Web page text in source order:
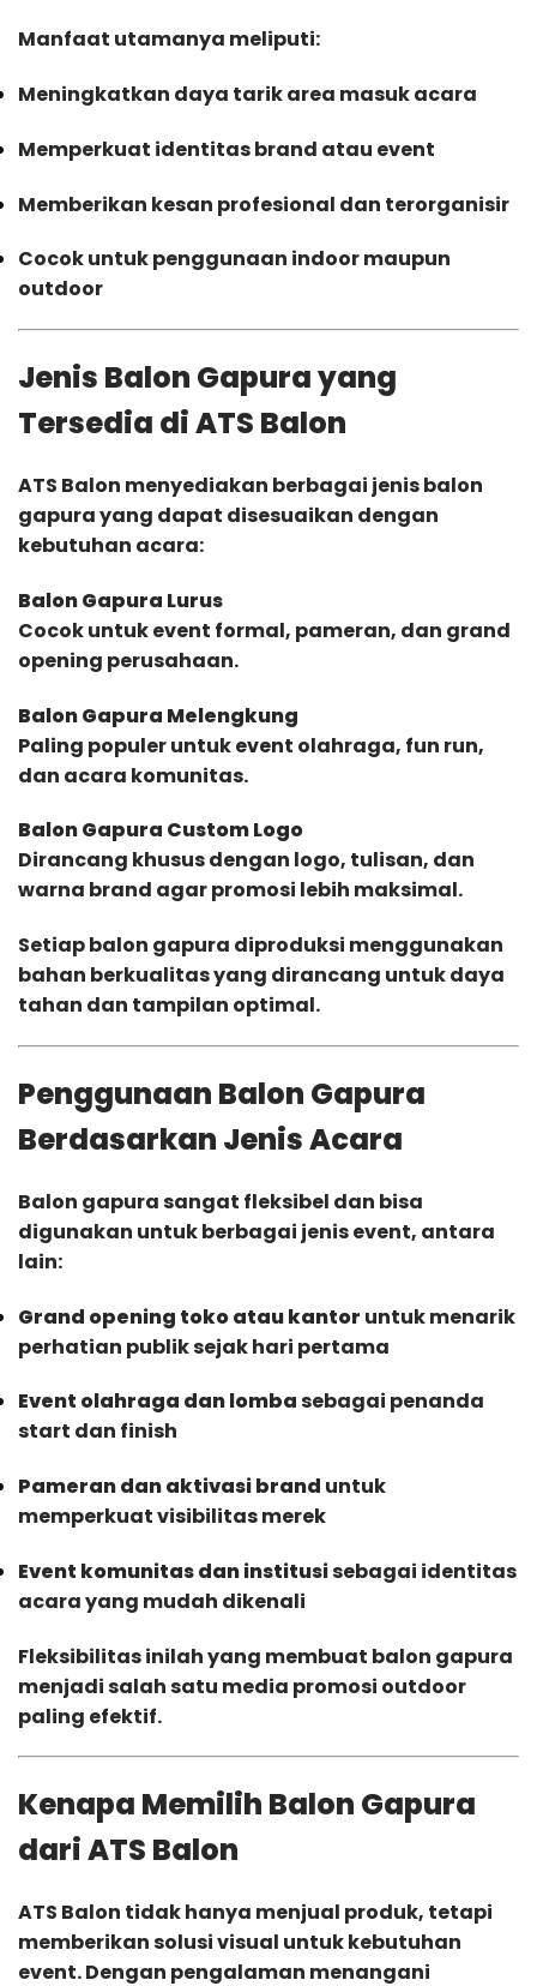
Manfaat utamanya meliputi:
Meningkatkan daya tarik area masuk acara
Memperkuat identitas brand atau event
Memberikan kesan profesional dan terorganisir
Cocok untuk penggunaan indoor maupun
outdoor
Jenis Balon Gapura yang
Tersedia di ATS Balon
ATS Balon menyediakan berbagai jenis balon
gapura yang dapat disesuaikan dengan
kebutuhan acara:
Balon Gapura Lurus
Cocok untuk event formal, pameran, dan grand
opening perusahaan.
Balon Gapura Melengkung
Paling populer untuk event olahraga, fun run,
dan acara komunitas.
Balon Gapura Custom Logo
Dirancang khusus dengan logo, tulisan, dan
warna brand agar promosi lebih maksimal.
Setiap balon gapura diproduksi menggunakan
bahan berkualitas yang dirancang untuk daya
tahan dan tampilan optimal.
Penggunaan Balon Gapura
Berdasarkan Jenis Acara
Balon gapura sangat fleksibel dan bisa
digunakan untuk berbagai jenis event, antara
lain:
Grand opening toko atau kantor untuk menarik
perhatian publik sejak hari pertama
Event olahraga dan lombasebagai penanda
start dan finish
Pameran dan aktivasi brand untuk
memperkuat visibilitas merek
Event komunitas dan institusisebagai identitas
acara yang mudah dikenali
Fleksibilitas inilah yang membuat balon gapura
menjadi salah satu media promosi outdoor
paling efektif.
Kenapa Memilih Balon Gapura
dari ATS Balon
ATS Balon tidak hanya menjual produk, tetapi
memberikan solusi visual untuk kebutuhan
event. Dengan pengalaman menangani